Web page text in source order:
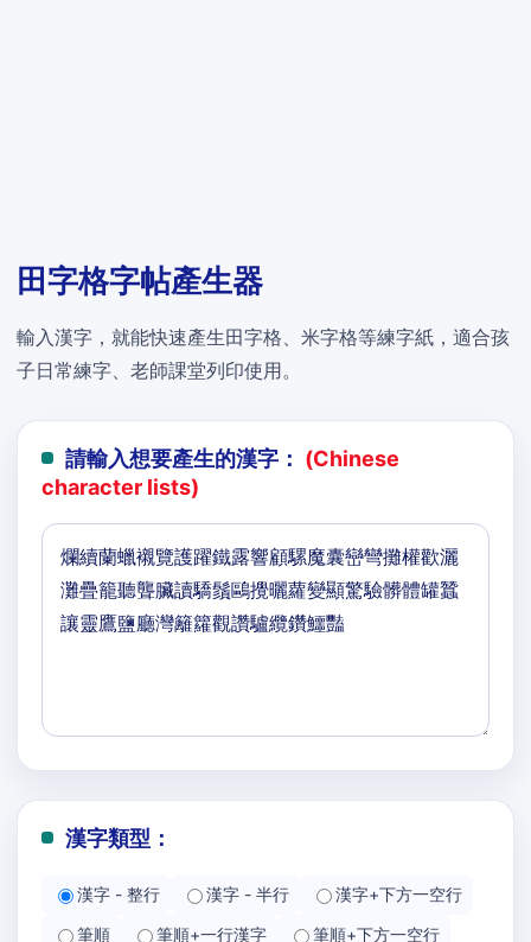
田字格字帖產生器
輸入漢字，就能快速產生田字格、米字格等練字紙，適合孩
子日常練字、老師課堂列印使用。
請輸入想要產生的漢字： (Chinese
character lists)
漢字類型：
漢字 - 整行 漢字 - 半行
漢字+下方一空行
筆順
筆順+一行漢字
筆順+下方一空行